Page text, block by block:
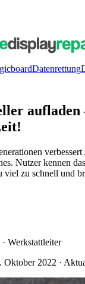
Datenrettung
Nutzer kennen
viel zu schnell und
· Werkstattleiter
Oktober 2022 ·